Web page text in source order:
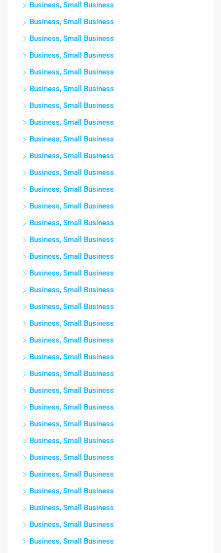
Business, Small Business
Business, Small Business
Business, Small Business
Business, Small Business
Business, Small Business
Business, Small Business
Business, Small Business
Business, Small Business
Business, Small Business
Business, Small Business
Business, Small Business
Business, Small Business
Business, Small Business
Business, Small Business
Business, Small Business
Business, Small Business
Business, Small Business
Business, Small Business
Business, Small Business
Business, Small Business
Business, Small Business
Business, Small Business
Business, Small Business
Business, Small Business
Business, Small Business
Business, Small Business
Business, Small Business
Business, Small Business
Business, Small Business
Business, Small Business
Business, Small Business
Business, Small Business
Business, Small Business